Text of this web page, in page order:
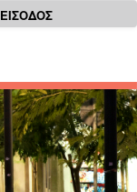
ΕΙΣΟΔΟΣ